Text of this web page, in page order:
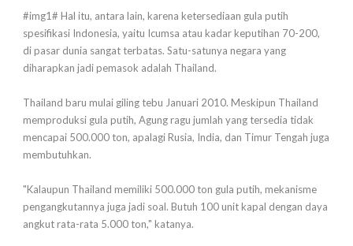
#img1# Hal itu, antara lain, karena ketersediaan gula putih
spesifikasi Indonesia, yaitu Icumsa atau kadar keputihan 70-200,
di pasar dunia sangat terbatas. Satu-satunya negara yang
diharapkan jadi pemasok adalah Thailand.
Thailand baru mulai giling tebu Januari 2010. Meskipun Thailand
memproduksi gula putih, Agung ragu jumlah yang tersedia tidak
mencapai 500.000 ton, apalagi Rusia, India, dan Timur Tengah juga
membutuhkan.
"Kalaupun Thailand memiliki 500.000 ton gula putih, mekanisme
pengangkutannya juga jadi soal. Butuh 100 unit kapal dengan daya
angkut rata-rata 5.000 ton," katanya.